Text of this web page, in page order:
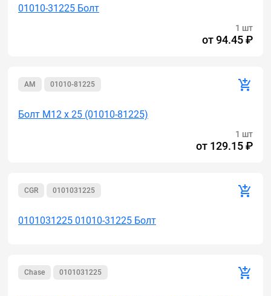
01010-31225 Болт
1 шт
от94.45 ₽
AM 01010-81225
Болт М12 х 25 (01010-81225)
1 шт
от 129.15 ₽
CGR 0101031225
0101031225 01010-31225 Болт
Chase 0101031225